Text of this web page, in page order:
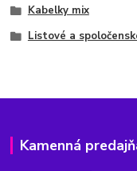
Kabelky mix
Listové a
Kamenná